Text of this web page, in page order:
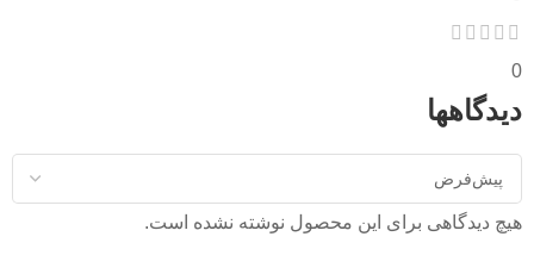
0
دیدگاهها
هیچ دیدگاهی برای این محصول نوشته نشده است.